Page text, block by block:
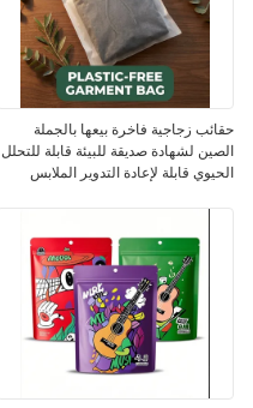
حقائب زجاجية فاخرة بيعها بالجملة
الصين لشهادة صديقة للبيئة قابلة للتحلل
الحيوي قابلة لإعادة التدوير الملابس